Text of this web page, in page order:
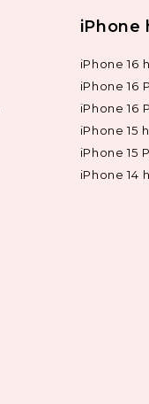
iPhone
iPhone 16
iPhone 16
iPhone 16
iPhone 15
iPhone 15
iPhone 14